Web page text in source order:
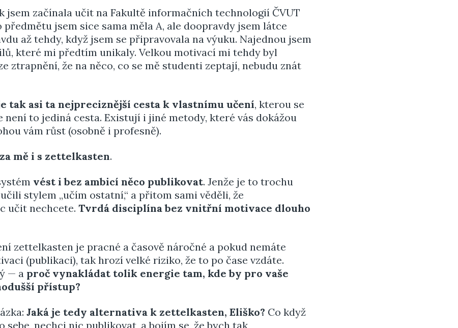
jsem začínala učit na Fakultě informačních technologií ČVUT
předmětu jsem sice sama měla A, ale doopravdy jsem látce
až tehdy, když jsem se připravovala na výuku. Najednou jsem
které mi předtím unikaly. Velkou motivací mi tehdy byl
ztrapnění, že na něco, co se mě studenti zeptají, nebudu znát
tak asi ta nejpreciznější cesta k vlastnímu učení, kterou se
není to jediná cesta. Existují i jiné metody, které vás dokážou
vám růst (osobně i profesně).
mě i s zettelkasten.
vést i bez ambicí něco publikovat. Jenže je to trochu
stylem „učím ostatní,“ a přitom sami věděli, že
učit nechcete. Tvrdá disciplína bez vnitřní motivace dlouho
zettelkasten je pracné a časově náročné a pokud nemáte
(publikaci), tak hrozí velké riziko, že to po čase vzdáte.
— a proč vynakládat tolik energie tam, kde by pro vaše
přístup?
Jaká je tedy alternativa k zettelkasten, Eliško? Co když
sebe, nechci nic publikovat, a bojím se, že bych tak